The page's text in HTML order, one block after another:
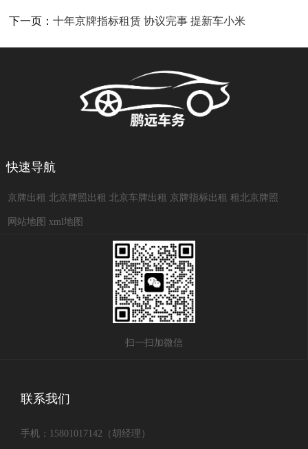
下一页：十年京牌指标租赁 协议完事 提新车小米
快速导航
京牌出租 北京牌照出租 北京车牌出租 京牌指标出租 租北京牌照
网站地图 xml地图
扫一扫加微信
联系我们
手机：15801017142（胡经理）